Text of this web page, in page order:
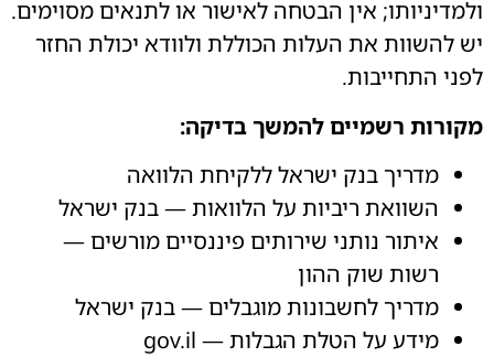
ולמדיניותו; אין הבטחה לאישור או לתנאים מסוימים.
יש להשוות את העלות הכוללת ולוודא יכולת החזר
לפני התחייבות.
מקורות רשמיים להמשך בדיקה:
מדריך בנק ישראל ללקיחת הלוואה
השוואת ריביות על הלוואות — בנק ישראל
איתור נותני שירותים פיננסיים מורשים —
רשות שוק ההון
מדריך לחשבונות מוגבלים — בנק ישראל
מידע על הטלת הגבלות — gov.il